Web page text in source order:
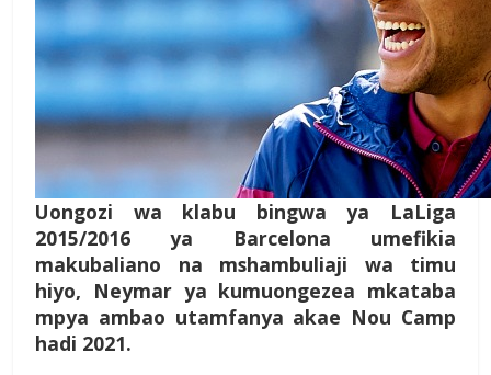
Uongozi wa klabu bingwa ya LaLiga
2015/2016 ya Barcelona umefikia
makubaliano na mshambuliaji wa timu
hiyo, Neymar ya kumuongezea mkataba
mpya ambao utamfanya akae Nou Camp
hadi 2021.